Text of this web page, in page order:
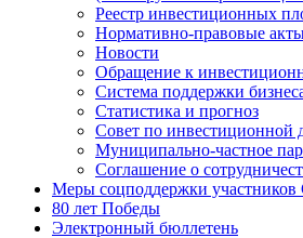
Реестр инвестиционных
Нормативно-правовые
Новости
Обращение к
Система поддержки
Статистика и прогноз
Совет по инвестиционной
Муниципально-частное
Соглашение о
Меры соцподдержки
80 лет Победы
Электронный бюллетень